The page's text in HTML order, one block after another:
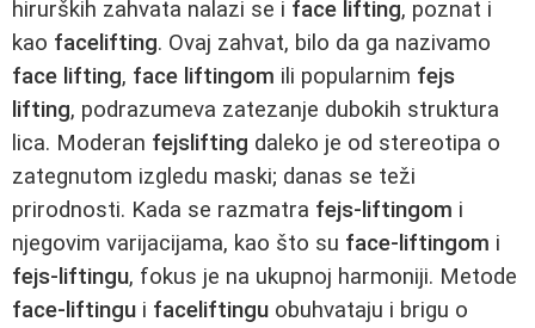
hirurških zahvata nalazi se i face lifting, poznat i
kao facelifting. Ovaj zahvat, bilo da ga nazivamo
face lifting, face liftingom ili popularnim fejs
lifting, podrazumeva zatezanje dubokih struktura
lica. Moderan fejslifting daleko je od stereotipa o
zategnutom izgledu maski; danas se teži
prirodnosti. Kada se razmatra fejs-liftingom i
njegovim varijacijama, kao što su face-liftingom i
fejs-liftingu, fokus je na ukupnoj harmoniji. Metode
face-liftingu i faceliftingu obuhvataju i brigu o